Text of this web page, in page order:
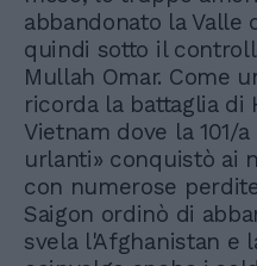
abbandonato la Valle
quindi sotto il
Mullah Omar. Come
ricorda la battaglia di
Vietnam dove la 101/
urlanti» conquistò ai
con numerose
Saigon ordinò di
svela l'Afghanistan e